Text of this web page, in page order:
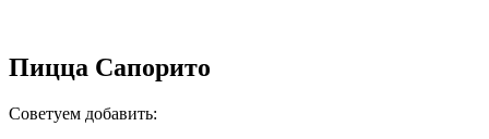
Пицца Сапорито
Советуем добавить: